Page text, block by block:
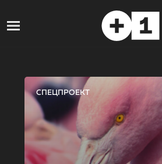
СПЕЦПРОЕКТ